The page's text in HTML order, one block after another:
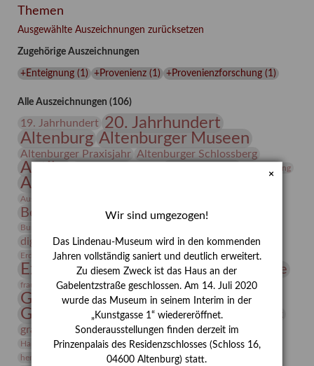
im
des
Lindenau-
Themen
Ausgewählte Auszeichnungen zurücksetzen
Zugehörige Auszeichnungen
+Enteignung(1 ) +Provenienz(1 ) +Provenienzforschung(1 )
Alle Auszeichnungen (106)
19. Jahrhundert 20. Jahrhundert
Altenburg Altenburger Museen
Altenburger Praxisjahr Altenburger Schlossberg
Antike Asta Gröting
Ausstellung
Ausstellung „Vier Winde“
Bernhard August von Lindenau
Burg Posterstein
digitallabor Entartete Kunst
Enteignung
Erdmann Julius Dietrich
Erlebnisportal estrusker Exlibris
Expressionismus Festrede Florenz Fotografie
frauen Frauen in der Antike und heute
Gerhard-Altenbourg-Preis
Gerhard Altenbourg
Gerhard Kurt Müller
grafische sammlung griechische Mythologie
Hanns-Conon von der Gabelentz Heinrich Kirchhoff Heldinnen
herman de vries Humboldt
Insekten
×
Wir sind umgezogen!
Das Lindenau-Museum wird in den kommenden
Jahren vollständig saniert und deutlich erweitert.
Zu diesem Zweck ist das Haus an der
Gabelentzstraße geschlossen. Am 14. Juli 2020
wurde das Museum in seinem Interim in der
„Kunstgasse 1“ wiedereröffnet.
Sonderausstellungen finden derzeit im
Prinzenpalais des Residenzschlosses (Schloss 16,
04600 Altenburg) statt.